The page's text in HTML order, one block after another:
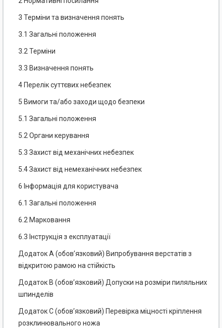
3 Терміни та визначення понять
3.1 Загальні положення
3.2 Терміни
3.3 Визначення понять
4 Перелік суттєвих небезпек
5 Вимоги та/або заходи щодо безпеки
5.1 Загальні положення
5.2 Органи керування
5.3 Захист від механічних небезпек
5.4 Захист від немеханічних небезпек
6 Інформація для користувача
6.1 Загальні положення
6.2 Марковання
6.3 Інструкція з експлуатації
Додаток А (обов’язковий) Випробування верстатів з
відкритою рамою на стійкість
Додаток В (обов’язковий) Допуски на розміри пиляльних
шпинделів
Додаток С (обов’язковий) Перевірка міцності кріплення
розклинювального ножа